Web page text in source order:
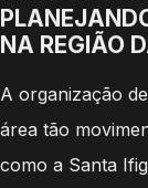
NA REGIÃO
A organização
área tão
como a Santa